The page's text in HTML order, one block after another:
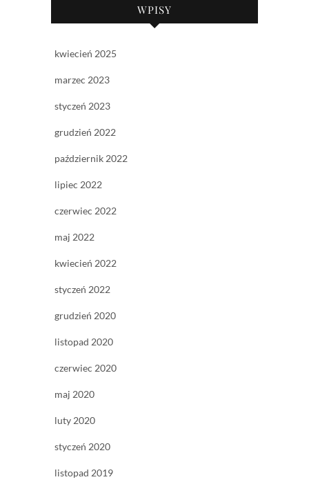
WPISY
kwiecień 2025
marzec 2023
styczeń 2023
grudzień 2022
październik 2022
lipiec 2022
czerwiec 2022
maj 2022
kwiecień 2022
styczeń 2022
grudzień 2020
listopad 2020
czerwiec 2020
maj 2020
luty 2020
styczeń 2020
listopad 2019